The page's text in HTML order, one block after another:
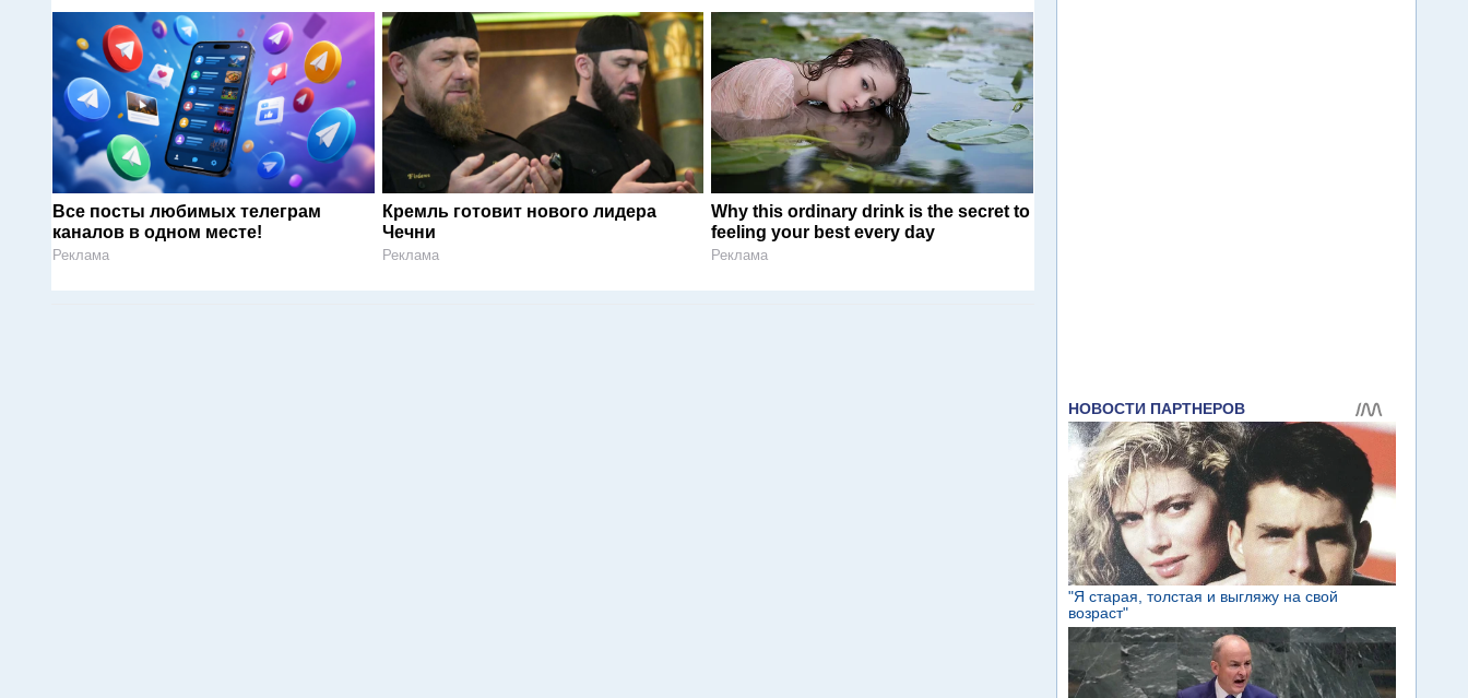
Все посты любимых телеграм
каналов в одном месте!
Реклама
Кремль готовит нового лидера
Чечни
Реклама
Why this ordinary drink is the secret to
feeling your best every day
Реклама